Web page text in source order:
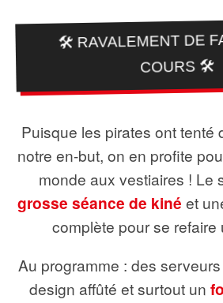
🛠️ RAVALEMENT DE
COURS 🛠️
Puisque les pirates ont tenté
notre en-but, on en profite
monde aux vestiaires ! Le
grosse séance de kiné et
complète pour se refaire
Au programme : des
design affûté et surtout un